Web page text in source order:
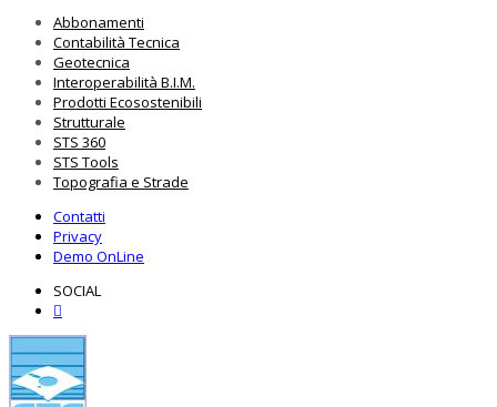
Abbonamenti
Contabilità Tecnica
Geotecnica
Interoperabilità B.I.M.
Prodotti Ecosostenibili
Strutturale
STS 360
STS Tools
Topografia e Strade
Contatti
Privacy
Demo OnLine
SOCIAL